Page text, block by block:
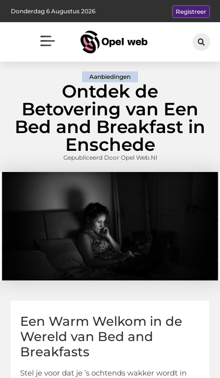
Donderdag 6 Augustus 2026 Registreer
Aanbiedingen
Ontdek de
Betovering van Een
Bed and Breakfast in
Enschede
Gepubliceerd Door Opel Web.nl
Een Warm Welkom in de
Wereld van Bed and
Breakfasts
Stel je voor dat je ’s ochtends wakker wordt in